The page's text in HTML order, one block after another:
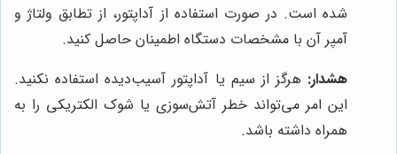
شده است. در صورت استفاده از آداپتور، از تطابق ولتاژ و
آمپر آن با مشخصات دستگاه اطمینان حاصل کنید.
هشدار: هرگز از سیم یا آداپتور آسیب‌دیده استفاده نکنید.
این امر می‌تواند خطر آتش‌سوزی یا شوک الکتریکی را به
همراه داشته باشد.